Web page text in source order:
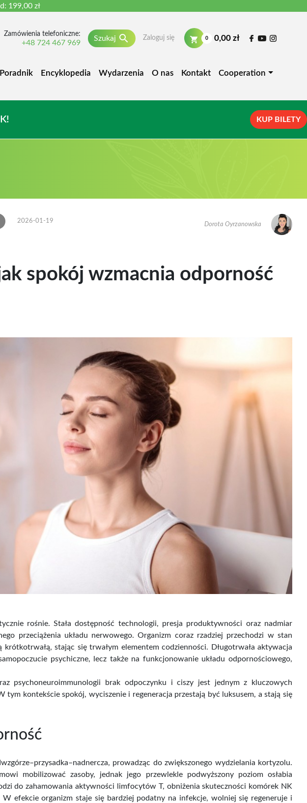
199,00 zł
Zamówienia telefoniczne:
+48 724 467 969
Szukaj  Zaloguj się 0 0,00 zł
Poradnik Encyklopedia Wydarzenia O nas Kontakt Cooperation
KUP BILETY
Witamina D3 MAX -
Jak samodzielnie usunąć
2026-01-19 Dorota Oyrzanowska
spokój wzmacnia odporność
rośnie. Stała dostępność technologii, presja produktywności oraz nadmiar
przeciążenia układu nerwowego. Organizm coraz rzadziej przechodzi w stan
stając się trwałym elementem codzienności. Długotrwała aktywacja
psychiczne, lecz także na funkcjonowanie układu odpornościowego,
psychoneuroimmunologii brak odpoczynku i ciszy jest jednym z kluczowych
kontekście spokój, wyciszenie i regeneracja przestają być luksusem, a stają się
prowadząc do zwiększonego wydzielania kortyzolu.
mobilizować zasoby, jednak jego przewlekle podwyższony poziom osłabia
do zahamowania aktywności limfocytów T, obniżenia skuteczności komórek NK
efekcie organizm staje się bardziej podatny na infekcje, wolniej się regeneruje i